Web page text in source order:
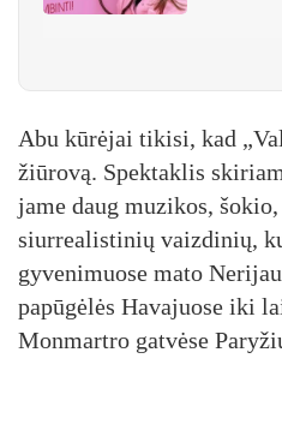
Abu kūrėjai tikisi, kad
žiūrovą. Spektaklis
jame daug muzikos,
siurrealistinių vaizdinių,
gyvenimuose mato
papūgėlės Havajuose iki
Monmartro gatvėse